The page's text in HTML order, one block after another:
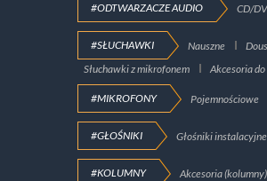
#ODTWARZACZE AUDIO CD/
#SŁUCHAWKI Nauszne
Słuchawki z mikrofonem
Akcesoria
#MIKROFONY Pojemnościowe
#GŁOŚNIKI Głośniki instalacyjne
#KOLUMNY Akcesoria (kolumny)